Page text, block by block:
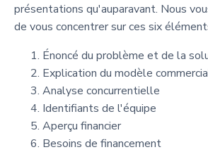
présentations qu'auparavant. Nous
de vous concentrer sur ces six
Énoncé du problème et de la
Explication du modèle
Analyse concurrentielle
Identifiants de l'équipe
Aperçu financier
Besoins de financement